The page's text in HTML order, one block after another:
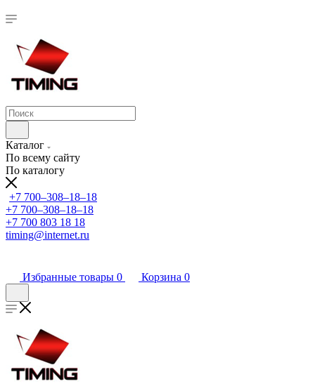
Каталог
По всему сайту
По каталогу
+7 700‒308‒18‒18
+7 700‒308‒18‒18
+7 700 803 18 18
timing@internet.ru
Избранные товары 0 Корзина 0